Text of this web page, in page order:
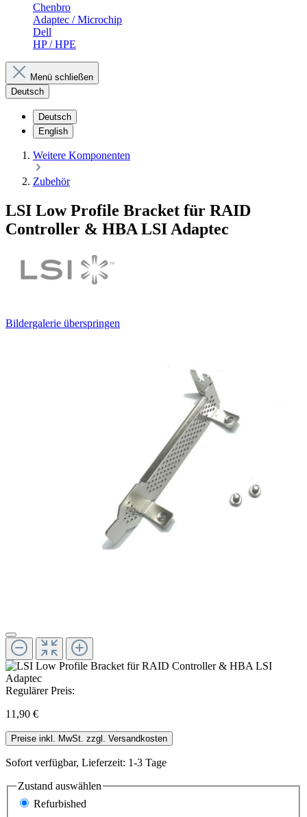
Chenbro
Adaptec / Microchip
Dell
HP / HPE
Menü schließen
Deutsch
Deutsch
English
Weitere Komponenten
Zubehör
LSI Low Profile Bracket für RAID
Controller & HBA LSI Adaptec
Bildergalerie überspringen
Regulärer Preis:
11,90 €
Preise inkl. MwSt. zzgl. Versandkosten
Sofort verfügbar, Lieferzeit: 1-3 Tage
Zustand auswählen
Refurbished